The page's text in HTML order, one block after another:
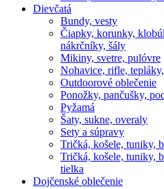
Dievčatá
Bundy, vesty
Čiapky, korunky,
nákrčníky, šály
Mikiny, svetre, pulóvre
Nohavice, rifle,
Outdoorové oblečenie
Ponožky, pančušky,
Pyžamá
Šaty, sukne, overaly
Sety a súpravy
Tričká, košele, tuniky,
Tričká, košele, tuniky,
tielka
Dojčenské oblečenie